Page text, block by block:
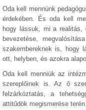
Oda kell mennünk
érdekében. És oda kell
hogy lássuk, mi a realitás,
bevezetése,
szakembereknek is, hogy
ott, helyben, és azokra
Oda kell menniük az
szereplőinek is. Az ő
felzárkóztatás, a
attitűdök megismerése terén.